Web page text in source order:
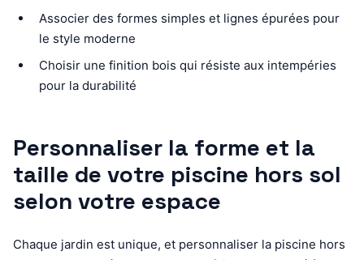
Associer des formes simples et lignes épurées pour
le style moderne
Choisir une finition bois qui résiste aux intempéries
pour la durabilité
Personnaliser la forme et la
taille de votre piscine hors sol
selon votre espace
Chaque jardin est unique, et personnaliser la piscine hors